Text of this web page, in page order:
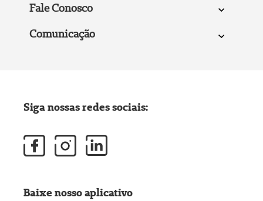
Fale Conosco
Comunicação
Siga nossas redes sociais:
Baixe nosso aplicativo